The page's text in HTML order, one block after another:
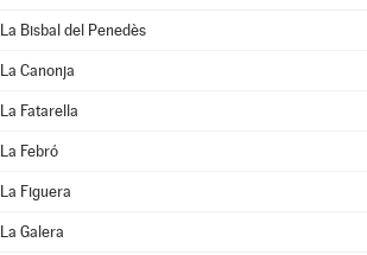
La Bisbal del Penedès
La Canonja
La Fatarella
La Febró
La Figuera
La Galera